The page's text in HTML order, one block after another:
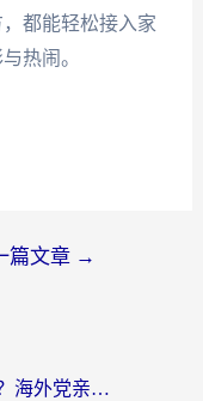
都能轻松接入家
热闹。
篇文章 →
12123在境外不能登录怎么办？海外党亲测有效的回国加速方案